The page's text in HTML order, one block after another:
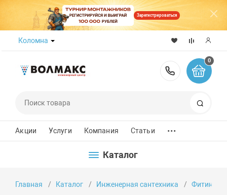
Зарегистрироваться
Коломна
8 (800)
0
Акции Услуги Компания Статьи ...
Каталог
Главная Каталог Инженерная сантехника Фитинги